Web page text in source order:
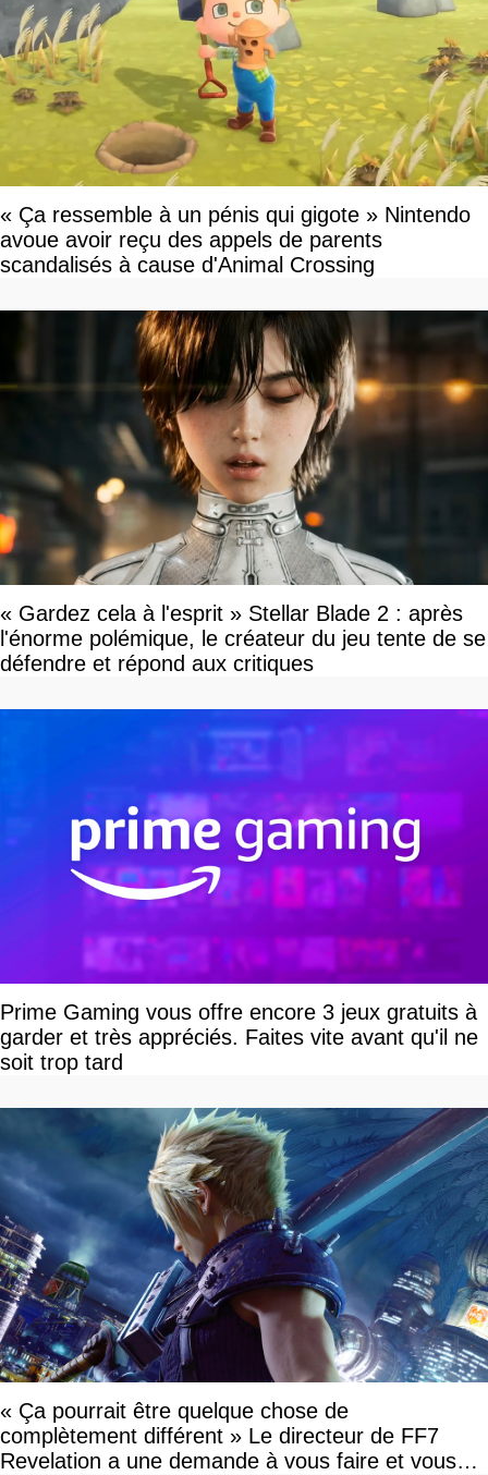
« Ça ressemble à un pénis qui gigote » Nintendo
avoue avoir reçu des appels de parents
scandalisés à cause d'Animal Crossing
« Gardez cela à l'esprit » Stellar Blade 2 : après
l'énorme polémique, le créateur du jeu tente de se
défendre et répond aux critiques
Prime Gaming vous offre encore 3 jeux gratuits à
garder et très appréciés. Faites vite avant qu'il ne
soit trop tard
« Ça pourrait être quelque chose de
complètement différent » Le directeur de FF7
Revelation a une demande à vous faire et vous